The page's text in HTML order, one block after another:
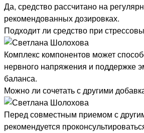
Да, средство рассчитано на
рекомендованных дозировках.
Подходит ли средство при
Комплекс компонентов может
нервного напряжения и поддержке
баланса.
Можно ли сочетать с другими
Перед совместным приемом с
рекомендуется